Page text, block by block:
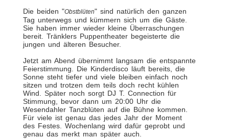
Die beiden "Obstblüten" sind natürlich den ganzen
Tag unterwegs und kümmern sich um die Gäste.
Sie haben immer wieder kleine Überraschungen
bereit. Tränklers Puppentheater begeisterte die
jungen und älteren Besucher.
Jetzt am Abend übernimmt langsam die entspannte
Feierstimmung. Die Kinderdisco läuft bereits, die
Sonne steht tiefer und viele bleiben einfach noch
sitzen und trotzen dem teils doch recht kühlen
Wind. Später noch sorgt DJ T. Connection für
Stimmung, bevor dann um 20:00 Uhr die
Wesendahler Tanzblüten auf die Bühne kommen.
Für viele ist genau das jedes Jahr der Moment
des Festes. Wochenlang wird dafür geprobt und
genau das merkt man später auch.